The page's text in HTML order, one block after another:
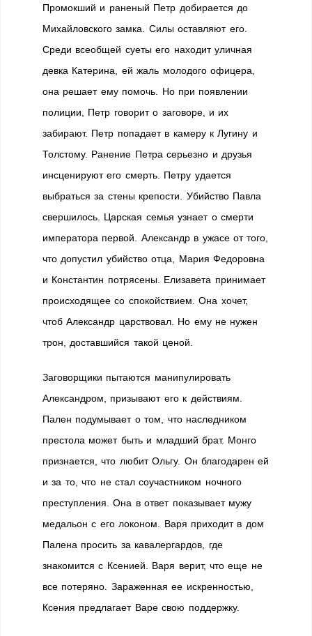
Промокший и раненый Петр добирается до
Михайловского замка. Силы оставляют его.
Среди всеобщей суеты его находит уличная
девка Катерина, ей жаль молодого офицера,
она решает ему помочь. Но при появлении
полиции, Петр говорит о заговоре, и их
забирают. Петр попадает в камеру к Лугину и
Толстому. Ранение Петра серьезно и друзья
инсценируют его смерть. Петру удается
выбраться за стены крепости. Убийство Павла
свершилось. Царская семья узнает о смерти
императора первой. Александр в ужасе от того,
что допустил убийство отца, Мария Федоровна
и Константин потрясены. Елизавета принимает
происходящее со спокойствием. Она хочет,
чтоб Александр царствовал. Но ему не нужен
трон, доставшийся такой ценой.
Заговорщики пытаются манипулировать
Александром, призывают его к действиям.
Пален подумывает о том, что наследником
престола может быть и младший брат. Монго
признается, что любит Ольгу. Он благодарен ей
и за то, что не стал соучастником ночного
преступления. Она в ответ показывает мужу
медальон с его локоном. Варя приходит в дом
Палена просить за кавалергардов, где
знакомится с Ксенией. Варя верит, что еще не
все потеряно. Зараженная ее искренностью,
Ксения предлагает Варе свою поддержку.